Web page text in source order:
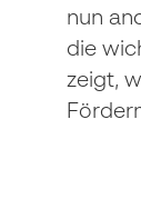
nun
die
zeigt,